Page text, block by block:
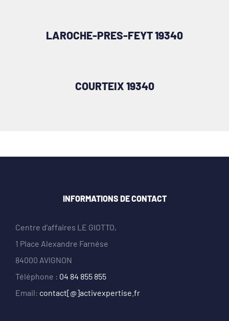
LAROCHE-PRES-FEYT 19340
COURTEIX 19340
INFORMATIONS DE CONTACT
Centre d’affaires LE GIOTTO,
1 Place Alexandre Farnése
84000 AVIGNON
Téléphone : 04 84 855 855
Email: contact[@]activexpertise.fr